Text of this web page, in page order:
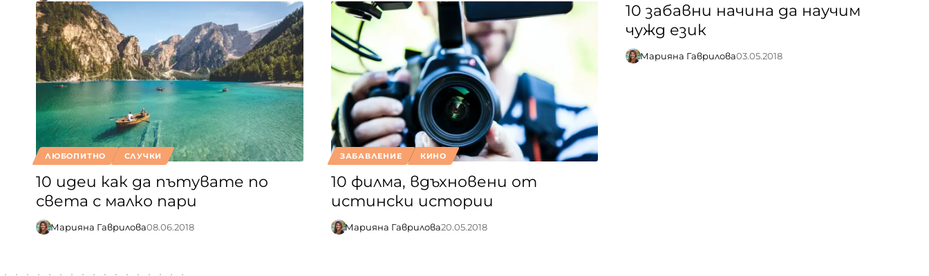
ЛЮБОПИТНО СЛУЧКИ
10 идеи как да пътувате по
света с малко пари
Марияна Гаврилова08.06.2018
ЗАБАВЛЕНИЕ КИНО
10 филма, вдъхновени от
истински истории
Марияна Гаврилова20.05.2018
10 забавни начина да научим
чужд език
Марияна Гаврилова03.05.2018